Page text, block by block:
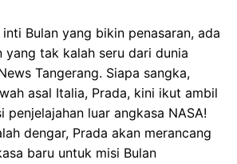
Bulan yang bikin penasaran, ada
yang tak kalah seru dari dunia
Tangerang. Siapa sangka,
asal Italia, Prada, kini ikut ambil
penjelajahan luar angkasa NASA!
dengar, Prada akan merancang
baru untuk misi Bulan